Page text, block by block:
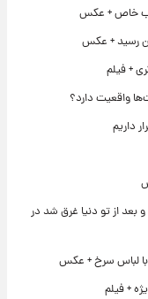
خاص + عکس
+ فیلم
واقعیت دارد؟
داریم
بعد از تو دنیا غرق شد در
با لباس سرخ + عکس